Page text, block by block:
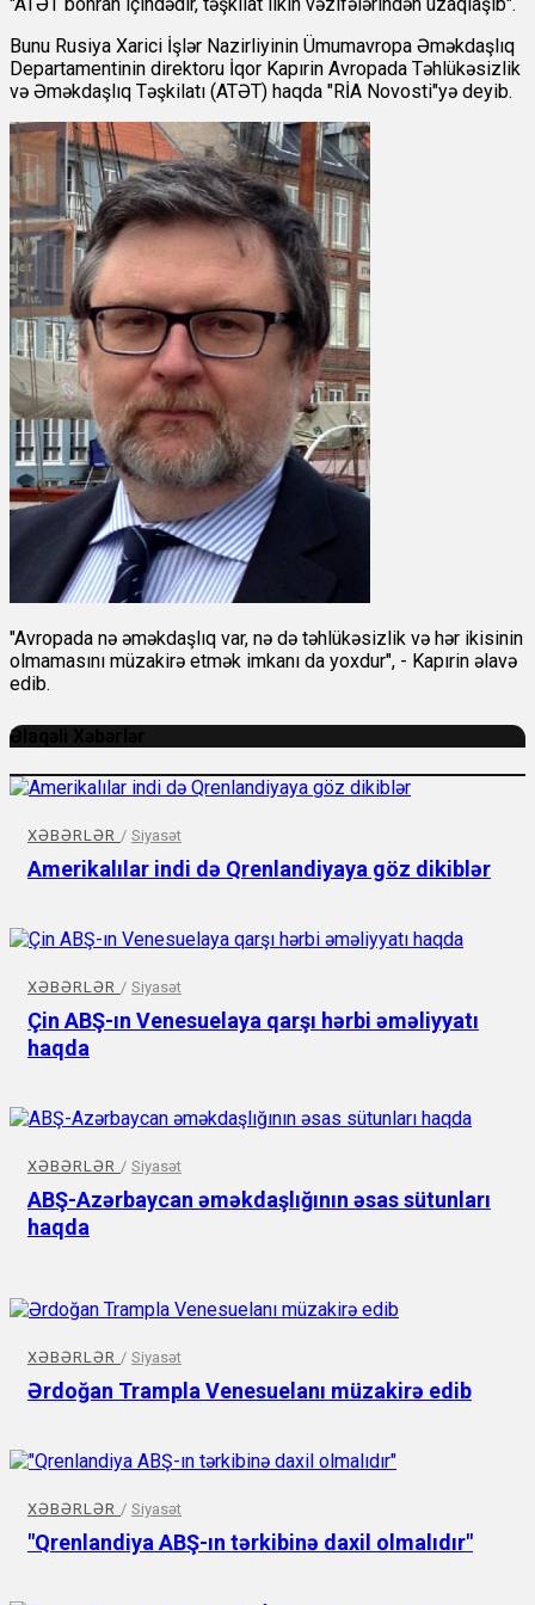
"ATƏT böhran içindədir, təşkilat ilkin vəzifələrindən uzaqlaşıb".
Bunu Rusiya Xarici İşlər Nazirliyinin Ümumavropa Əməkdaşlıq
Departamentinin direktoru İqor Kapırin Avropada Təhlükəsizlik
və Əməkdaşlıq Təşkilatı (ATƏT) haqda "RİA Novosti"yə deyib.
"Avropada nə əməkdaşlıq var, nə də təhlükəsizlik və hər ikisinin
olmamasını müzakirə etmək imkanı da yoxdur", - Kapırin əlavə
edib.
Əlaqəli Xəbərlər
XƏBƏRLƏR / Siyasət
Amerikalılar indi də Qrenlandiyaya göz dikiblər
XƏBƏRLƏR / Siyasət
Çin ABŞ-ın Venesuelaya qarşı hərbi əməliyyatı
haqda
XƏBƏRLƏR / Siyasət
ABŞ-Azərbaycan əməkdaşlığının əsas sütunları
haqda
XƏBƏRLƏR / Siyasət
Ərdoğan Trampla Venesuelanı müzakirə edib
XƏBƏRLƏR / Siyasət
"Qrenlandiya ABŞ-ın tərkibinə daxil olmalıdır"